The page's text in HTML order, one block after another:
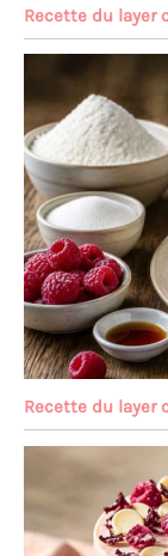
Recette du layer
Recette du layer